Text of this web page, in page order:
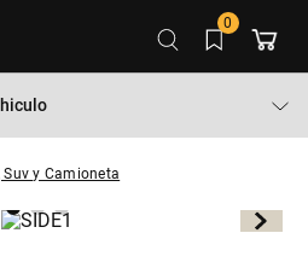
0
Suv y Camioneta